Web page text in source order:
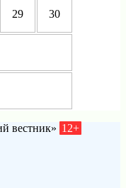
29 30
вестник» 12+